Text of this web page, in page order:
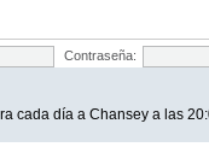
Contraseña: